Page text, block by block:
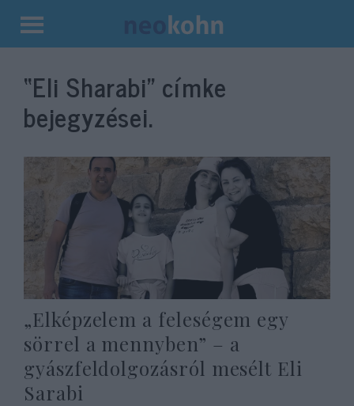
Kilépés
tartalomba
“Eli Sharabi” címke
bejegyzései.
„Elképzelem a feleségem egy
sörrel a mennyben” – a
gyászfeldolgozásról mesélt Eli
Sarabi